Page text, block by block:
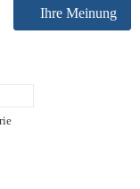
Ihre Meinung